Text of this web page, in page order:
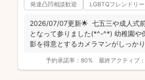
発達凸凹相談歓迎 LGBTQフレンドリー
2026/07/07更新🌟 七五三や成人式
となって参りました(*^-^*) 幼稚園や
影を得意とするカメラマンがしっか
予約承諾率： 80% 最終アクティブ：